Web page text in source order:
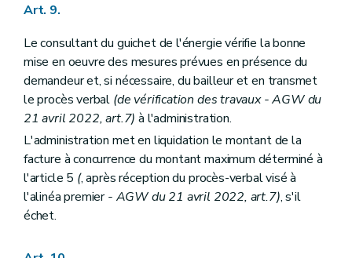
Art. 9.
Le consultant du guichet de l'énergie vérifie la bonne
mise en oeuvre des mesures prévues en présence du
demandeur et, si nécessaire, du bailleur et en transmet
le procès verbal (de vérification des travaux - AGW du
21 avril 2022, art.7) à l'administration.
L'administration met en liquidation le montant de la
facture à concurrence du montant maximum déterminé à
l'article 5 (, après réception du procès-verbal visé à
l'alinéa premier- AGW du 21 avril 2022, art.7), s'il
échet.